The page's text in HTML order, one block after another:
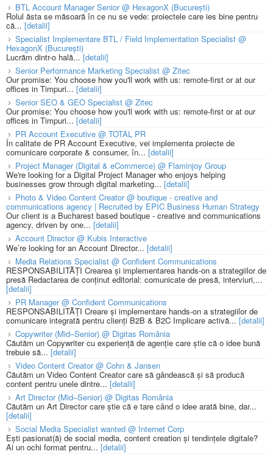
BTL Account Manager Senior @ HexagonX (București)
Rolul ăsta se măsoară în ce nu se vede: proiectele care ies bine pentru
că... [detalii]
Specialist Implementare BTL / Field Implementation Specialist @
HexagonX (București)
Lucrăm dintr-o hală...[detalii]
Senior Performance Marketing Specialist @ Zitec
Our promise: You choose how you'll work with us: remote-first or at our
offices in Timpuri... [detalii]
Senior SEO & GEO Specialist @ Zitec
Our promise: You choose how you'll work with us: remote-first or at our
offices in Timpuri... [detalii]
PR Account Executive @ TOTAL PR
În calitate de PR Account Executive, vei implementa proiecte de
comunicare corporate & consumer, în... [detalii]
Project Manager (Digital & eCommerce) @ Flaminjoy Group
We're looking for a Digital Project Manager who enjoys helping
businesses grow through digital marketing... [detalii]
Photo & Video Content Creator @ boutique - creative and
communications agency | Recruited by EPIC Business Human Strategy
Our client is a Bucharest based boutique - creative and communications
agency, driven by one... [detalii]
Account Director @ Kubis Interactive
We’re looking for an Account Director... [detalii]
Media Relations Specialist @ Confident Communications
RESPONSABILITĂȚI Crearea și implementarea hands-on a strategiilor de
presă Redactarea de conținut editorial: comunicate de presă, interviuri,...
[detalii]
PR Manager @ Confident Communications
RESPONSABILITĂȚI Creare și implementare hands-on a strategiilor de
comunicare integrată pentru clienți B2B & B2C Implicare activă... [detalii]
Copywriter (Mid–Senior) @ Digitas România
Căutăm un Copywriter cu experiență de agenție care știe că o idee bună
trebuie să... [detalii]
Video Content Creator @ Cohn & Jansen
Căutăm un Video Content Creator care să gândească și să producă
content pentru unele dintre... [detalii]
Art Director (Mid–Senior) @ Digitas România
Căutăm un Art Director care știe că e tare când o idee arată bine, dar...
[detalii]
Social Media Specialist wanted @ Internet Corp
Ești pasionat(ă) de social media, content creation și tendințele digitale?
Ai un ochi format pentru... [detalii]